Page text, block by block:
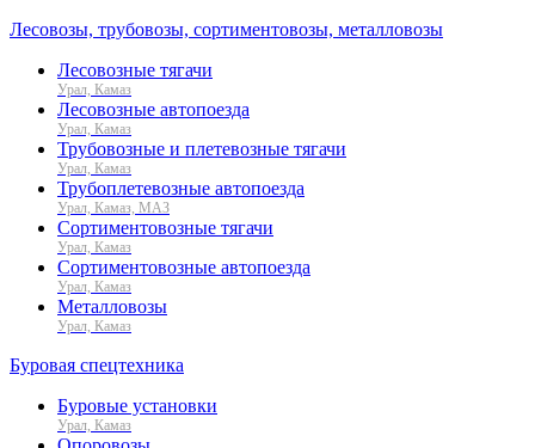
Лесовозы, трубовозы, сортиментовозы, металловозы
Лесовозные тягачи
Урал, Камаз
Лесовозные автопоезда
Урал, Камаз
Трубовозные и плетевозные тягачи
Урал, Камаз
Трубоплетевозные автопоезда
Урал, Камаз, МАЗ
Сортиментовозные тягачи
Урал, Камаз
Сортиментовозные автопоезда
Урал, Камаз
Металловозы
Урал, Камаз
Буровая спецтехника
Буровые установки
Урал, Камаз